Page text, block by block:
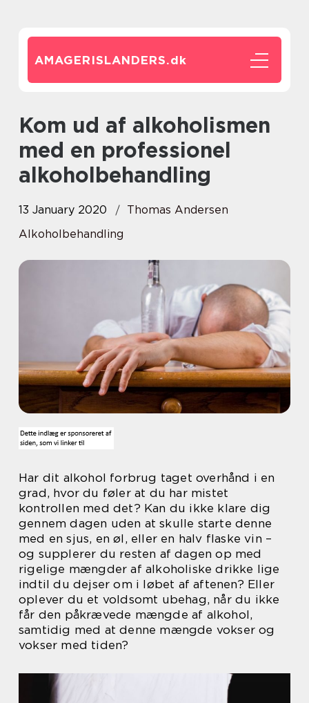
AMAGERISLANDERS.dk
Kom ud af alkoholismen
med en professionel
alkoholbehandling
13 January 2020
Thomas Andersen
Alkoholbehandling
Har dit alkohol forbrug taget overhånd i en
grad, hvor du føler at du har mistet
kontrollen med det? Kan du ikke klare dig
gennem dagen uden at skulle starte denne
med en sjus, en øl, eller en halv flaske vin –
og supplerer du resten af dagen op med
rigelige mængder af alkoholiske drikke lige
indtil du dejser om i løbet af aftenen? Eller
oplever du et voldsomt ubehag, når du ikke
får den påkrævede mængde af alkohol,
samtidig med at denne mængde vokser og
vokser med tiden?